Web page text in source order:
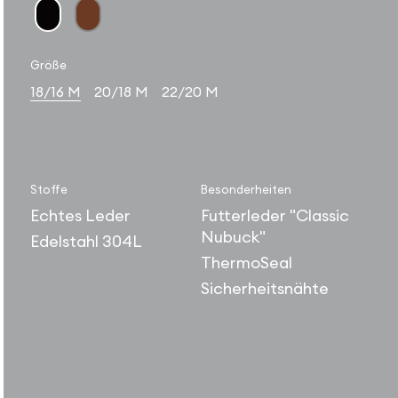
Größe
18/16 M 20/18 M 22/20 M
Stoffe
Echtes Leder
Edelstahl 304L
Besonderheiten
Futterleder "Classic
Nubuck"
ThermoSeal
Sicherheitsnähte